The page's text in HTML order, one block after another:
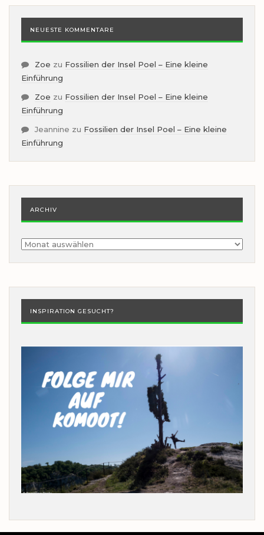
NEUESTE KOMMENTARE
Zoe zu Fossilien der Insel Poel – Eine kleine
Einführung
Zoe zu Fossilien der Insel Poel – Eine kleine
Einführung
Jeannine zu Fossilien der Insel Poel – Eine kleine
Einführung
ARCHIV
Archiv
INSPIRATION GESUCHT?